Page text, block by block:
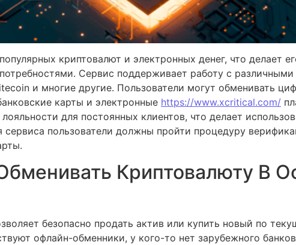
криптовалют и электронных денег, что делает
Сервис поддерживает работу с
и многие другие. Пользователи могут обменивать
карты и электронные https://www.xcritical.com/
для постоянных клиентов, что делает
пользователи должны пройти процедуру
Криптовалюту В
безопасно продать актив или купить новый по
офлайн-обменники, у кого-то нет зарубежного